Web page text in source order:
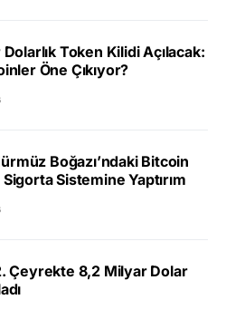
Token Kilidi Açılacak:
Öne Çıkıyor?
Boğazı’ndaki Bitcoin
Sistemine Yaptırım
Çeyrekte 8,2 Milyar Dolar